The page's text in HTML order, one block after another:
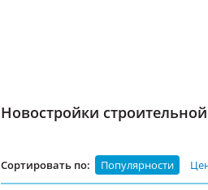
Новостройки
Сортировать по: Популярности